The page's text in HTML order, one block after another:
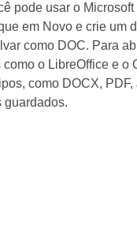
pode usar o
em Novo e crie um
como DOC. Para
o LibreOffice e o
como DOCX,
guardados.